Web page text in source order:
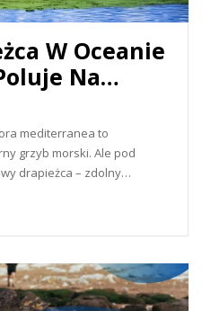
W Oceanie
Na…
mediterranea to
grzyb morski. Ale pod
drapieżca – zdolny…